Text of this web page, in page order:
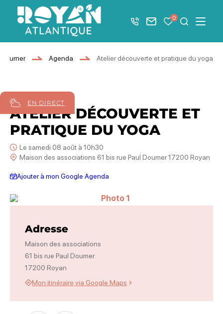
Afficher la barre de navigation du mode éco
Royan Atlantique
+33 5 46 08 21 00
Nous contacter
Mes favoris
0 JeMenu
Agenda Atelier découverte et pratique du yoga
EN DIRECT
08 août 2026
ATELIER DÉCOUVERTE ET
PRATIQUE DU YOGA
Le samedi 08 août à 10h30
Maison des associations 61 bis rue Paul Doumer 17200 Royan
Ajouter à mon Google Agenda
Photo 1
Adresse
Maison des associations
61 bis rue Paul Doumer
17200 Royan
Mon itinéraire via Google Maps